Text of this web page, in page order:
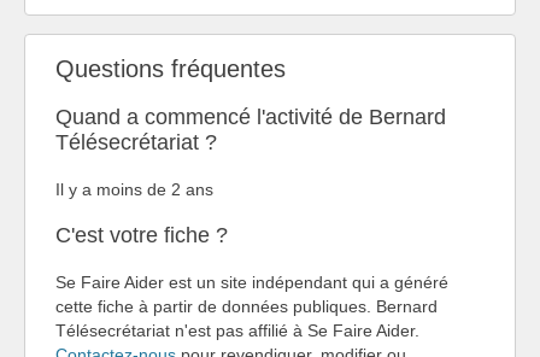
Questions fréquentes
Quand a commencé l'activité de Bernard
Télésecrétariat ?
Il y a moins de 2 ans
C'est votre fiche ?
Se Faire Aider est un site indépendant qui a généré
cette fiche à partir de données publiques. Bernard
Télésecrétariat n'est pas affilié à Se Faire Aider.